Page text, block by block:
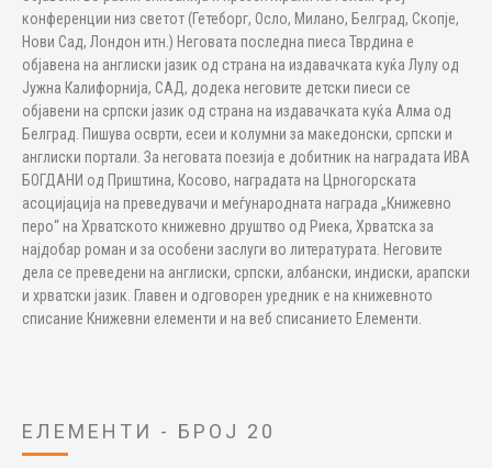
конференции низ светот (Гетеборг, Осло, Милано, Белград, Скопје,
Нови Сад, Лондон итн.) Неговата последна пиеса Тврдина е
објавена на англиски јазик од страна на издавачката куќа Лулу од
Јужна Калифорнија, САД, додека неговите детски пиеси се
објавени на српски јазик од страна на издавачката куќа Алма од
Белград. Пишува осврти, есеи и колумни за македонски, српски и
англиски портали. За неговата поезија е добитник на наградата ИВА
БОГДАНИ од Приштина, Косово, наградата на Црногорската
асоцијација на преведувачи и меѓународната награда „Книжевно
перо“ на Хрватското книжевно друштво од Риека, Хрватска за
најдобар роман и за особени заслуги во литературата. Неговите
дела се преведени на англиски, српски, албански, индиски, арапски
и хрватски јазик. Главен и одговорен уредник е на книжевното
списание Книжевни елементи и на веб списанието Елементи.
ЕЛЕМЕНТИ - БРОЈ 20